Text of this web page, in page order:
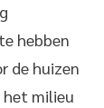
hebben
de huizen
het milieu